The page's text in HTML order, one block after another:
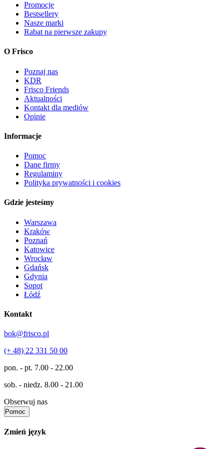
Promocje
Bestsellery
Nasze marki
Rabat na pierwsze zakupy
O Frisco
Poznaj nas
KDR
Frisco Friends
Aktualności
Kontakt dla mediów
Opinie
Informacje
Pomoc
Dane firmy
Regulaminy
Polityka prywatności i cookies
Gdzie jesteśmy
Warszawa
Kraków
Poznań
Katowice
Wrocław
Gdańsk
Gdynia
Sopot
Łódź
Kontakt
bok@frisco.pl
(+ 48) 22 331 50 00
pon. - pt. 7.00 - 22.00
sob. - niedz. 8.00 - 21.00
Obserwuj nas
Pomoc
Zmień język